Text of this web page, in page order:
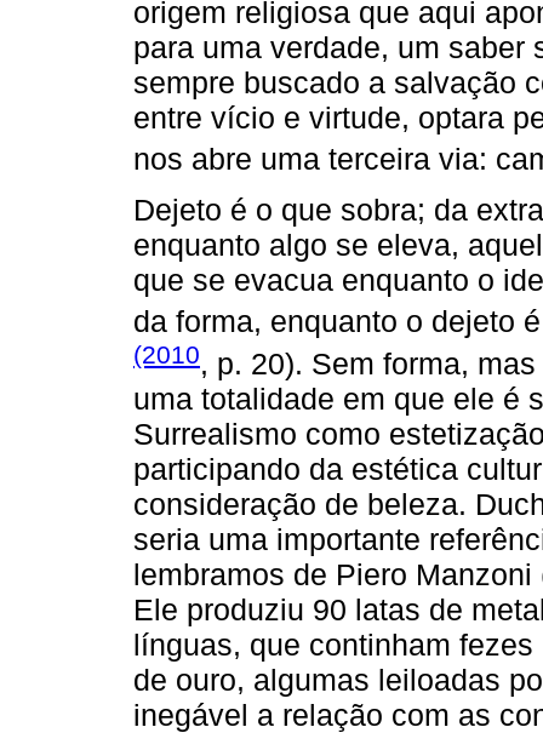
origem religiosa que aqui
para uma verdade, um saber
sempre buscado a salvação
entre vício e virtude, optara
nos abre uma terceira via:
Dejeto é o que sobra; da
enquanto algo se eleva,
que se evacua enquanto o
da forma, enquanto o dejeto
(2010, p. 20). Sem forma,
uma totalidade em que ele é
Surrealismo como
participando da estética
consideração de beleza.
seria uma importante
lembramos de Piero
Ele produziu 90 latas de
línguas, que continham
de ouro, algumas leiloadas
inegável a relação com as